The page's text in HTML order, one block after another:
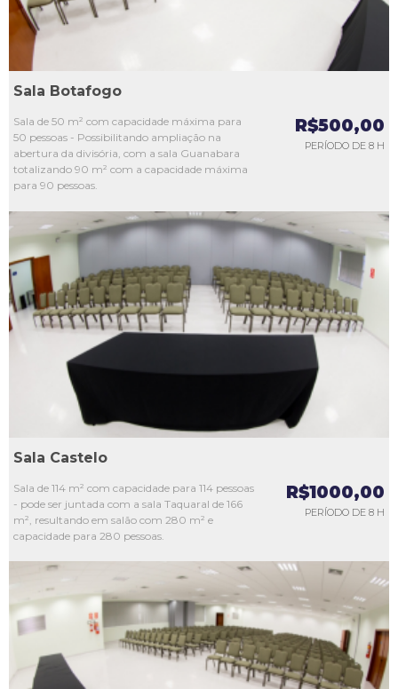
Sala Botafogo
Sala de 50 m² com capacidade máxima para
50 pessoas - Possibilitando ampliação na
abertura da divisória, com a sala Guanabara
totalizando 90 m² com a capacidade máxima
para 90 pessoas.
R$500,00
PERÍODO DE 8 H
L2
L3
L4
Sala Castelo
Sala de 114 m² com capacidade para 114 pessoas
- pode ser juntada com a sala Taquaral de 166
m², resultando em salão com 280 m² e
capacidade para 280 pessoas.
R$1000,00
PERÍODO DE 8 H
L3
L4